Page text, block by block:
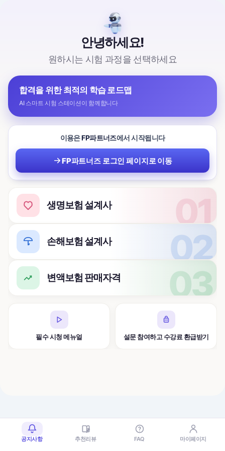
안녕하세요!
원하시는 시험 과정을 선택하세요
합격을 위한 최적의 학습 로드맵
AI 스마트 시험 스테이션이 함께합니다
이용은FP파트너즈에서 시작됩니다
FP파트너즈 로그인 페이지로 이동
생명보험 설계사
손해보험 설계사
변액보험 판매자격
필수 시청 메뉴얼 설문 참여하고 수강료 환급받기
공지사항 추천리뷰 FAQ 마이페이지